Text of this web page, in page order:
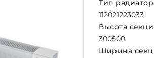
Тип
112021223033
Высота
300500
Ширина